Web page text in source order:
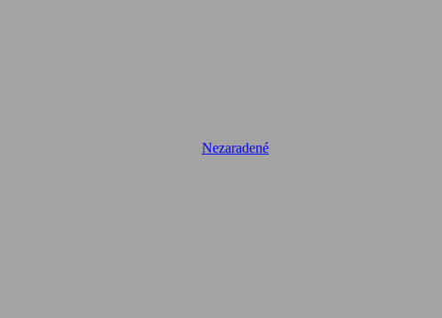
Nezaradené